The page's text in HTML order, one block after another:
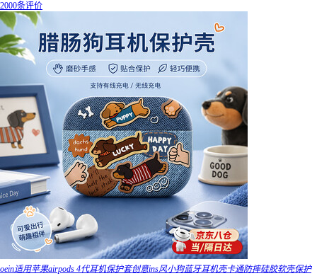
2000条评价
oein适用苹果airpods 4代耳机保护套创意ins风小狗蓝牙耳机壳卡通防摔硅胶软壳保护